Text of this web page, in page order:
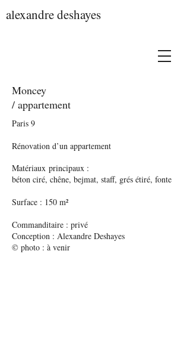
alexandre deshayes
Moncey
/ appartement
Paris 9
Rénovation d’un appartement
Matériaux principaux :
béton ciré, chêne, bejmat, staff, grés étiré, fonte
Surface : 150 m²
Commanditaire : privé
Conception : Alexandre Deshayes
© photo : à venir